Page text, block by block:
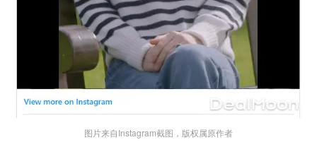
图片来自Instagram截图，版权属原作者